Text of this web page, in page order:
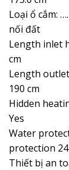
Loại ổ cắm:
nối đất
Length inlet
cm
Length
190 cm
Hidden
Yes
Water
protection
Thiết bị an